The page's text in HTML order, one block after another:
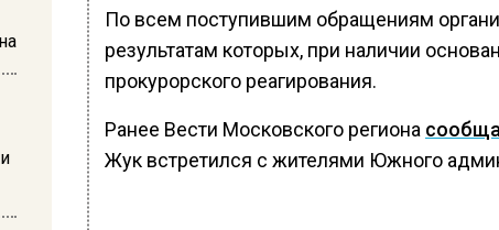
По всем поступившим обращениям
результатам которых, при наличии
прокурорского реагирования.
Ранее Вести Московского региона
Жук встретился с жителями Южного